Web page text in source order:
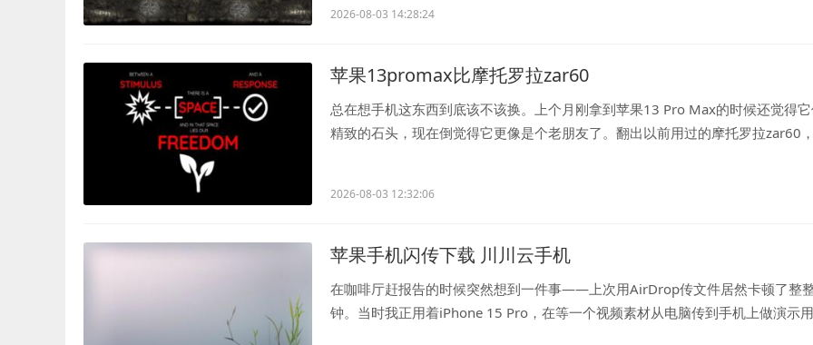
2026-08-03 14:28:24
苹果13promax比摩托罗拉zar60
总在想手机这东西到底该不该换。上个月刚拿到苹果13 Pro Max的时候还觉得
精致的石头，现在倒觉得它更像是个老朋友了。翻出以前用过的摩托罗拉zar60
2026-08-03 12:32:06
苹果手机闪传下载 川川云手机
在咖啡厅赶报告的时候突然想到一件事——上次用AirDrop传文件居然卡顿了整
钟。当时我正用着iPhone 15 Pro，在等一个视频素材从电脑传到手机上做演示